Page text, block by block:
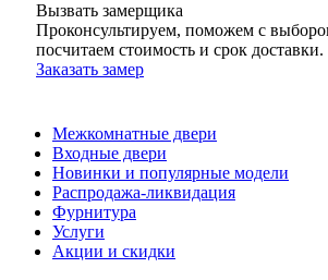
Вызвать замерщика
Проконсультируем, поможем с
посчитаем стоимость и срок доставки.
Заказать замер
Межкомнатные двери
Входные двери
Новинки и популярные модели
Распродажа-ликвидация
Фурнитура
Услуги
Акции и скидки